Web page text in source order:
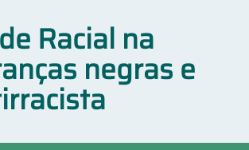
Racial na
negras e